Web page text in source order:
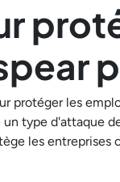
protéger les
type d'attaque
les